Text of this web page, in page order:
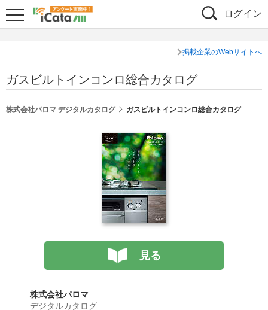
ログイン
掲載企業のWebサイトへ
ガスビルトインコンロ総合カタログ
株式会社パロマ デジタルカタログ ガスビルトインコンロ総合カタログ
見る
株式会社パロマ
デジタルカタログ